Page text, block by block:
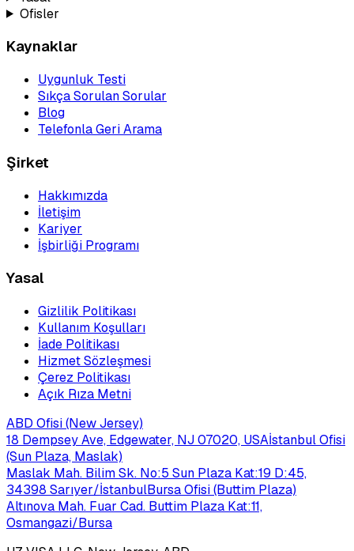
Ofisler
Kaynaklar
Uygunluk Testi
Sıkça Sorulan Sorular
Blog
Telefonla Geri Arama
Şirket
Hakkımızda
İletişim
Kariyer
İşbirliği Programı
Yasal
Gizlilik Politikası
Kullanım Koşulları
İade Politikası
Hizmet Sözleşmesi
Çerez Politikası
Açık Rıza Metni
ABD Ofisi (New Jersey)
18 Dempsey Ave, Edgewater, NJ 07020, USAİstanbul Ofisi
(Sun Plaza, Maslak)
Maslak Mah. Bilim Sk. No:5 Sun Plaza Kat:19 D:45,
34398 Sarıyer/İstanbulBursa Ofisi (Buttim Plaza)
Altınova Mah. Fuar Cad. Buttim Plaza Kat:11,
Osmangazi/Bursa